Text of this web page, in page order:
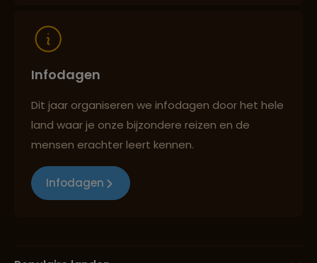
Infodagen
Dit jaar organiseren we infodagen door het hele
land waar je onze bijzondere reizen en de
mensen erachter leert kennen.
Infodagen